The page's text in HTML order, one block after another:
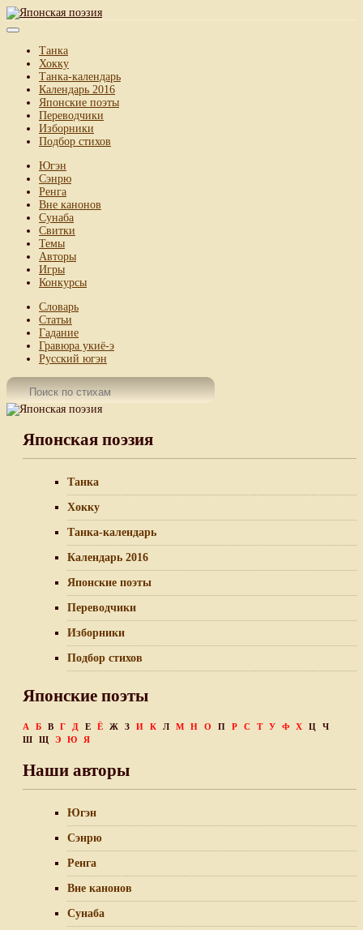
Танка
Хокку
Танка-календарь
Календарь 2016
Японские поэты
Переводчики
Изборники
Подбор стихов
Югэн
Сэнрю
Ренга
Вне канонов
Сунаба
Свитки
Темы
Авторы
Игры
Конкурсы
Словарь
Статьи
Гадание
Гравюра укиё-э
Русский югэн
Японская поэзия
Танка
Хокку
Танка-календарь
Календарь 2016
Японские поэты
Переводчики
Изборники
Подбор стихов
Японские поэты
А Б В Г Д Е Ё Ж З И К Л М Н О П Р С Т У Ф Х Ц
Ч
Ш
Щ Э Ю Я
Наши авторы
Югэн
Сэнрю
Ренга
Вне канонов
Сунаба